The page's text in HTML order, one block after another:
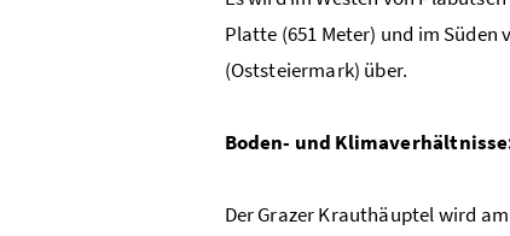
Platte (651 Meter) und im
(Oststeiermark) über.
Boden- und
Der Grazer Krauthäuptel wird